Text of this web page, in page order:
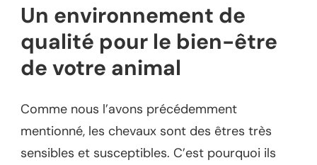
Un environnement de
qualité pour le bien-être
de votre animal
Comme nous l’avons précédemment
mentionné, les chevaux sont des êtres très
sensibles et susceptibles. C’est pourquoi ils